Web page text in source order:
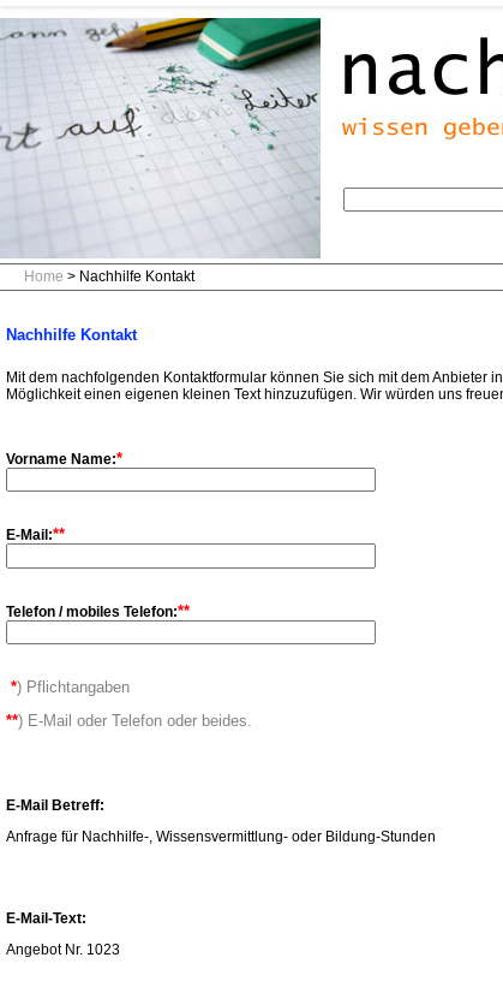
Home > Nachhilfe Kontakt
Nachhilfe Kontakt
Mit dem nachfolgenden Kontaktformular können Sie sich mit dem Anbieter
Möglichkeit einen eigenen kleinen Text hinzuzufügen. Wir würden uns
Vorname Name:*
E-Mail:**
Telefon / mobiles Telefon:**
*) Pflichtangaben
**) E-Mail oder Telefon oder beides.
E-Mail Betreff:
Anfrage für Nachhilfe-, Wissensvermittlung- oder Bildung-Stunden
E-Mail-Text:
Angebot Nr. 1023